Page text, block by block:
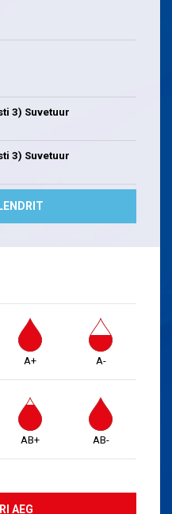
3) Suvetuur
3) Suvetuur
A+ A-
AB+ AB-
AEG